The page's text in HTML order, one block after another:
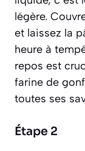
légère.
et laissez la
heure à
repos est
farine de
toutes ses
Étape 2